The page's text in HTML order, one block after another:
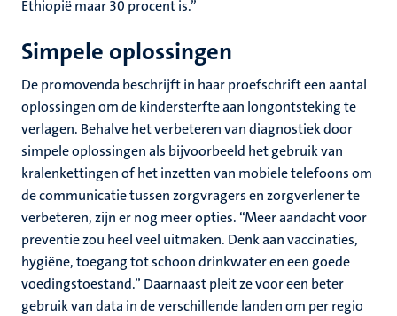
Ethiopië maar 30 procent is.’’
Simpele oplossingen
De promovenda beschrijft in haar proefschrift een aantal
oplossingen om de kindersterfte aan longontsteking te
verlagen. Behalve het verbeteren van diagnostiek door
simpele oplossingen als bijvoorbeeld het gebruik van
kralenkettingen of het inzetten van mobiele telefoons om
de communicatie tussen zorgvragers en zorgverlener te
verbeteren, zijn er nog meer opties. “Meer aandacht voor
preventie zou heel veel uitmaken. Denk aan vaccinaties,
hygiëne, toegang tot schoon drinkwater en een goede
voedingstoestand.’’ Daarnaast pleit ze voor een beter
gebruik van data in de verschillende landen om per regio